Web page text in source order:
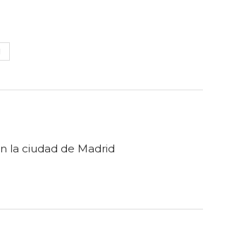
la ciudad de Madrid